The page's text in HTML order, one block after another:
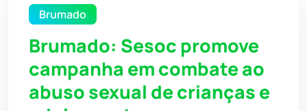
Brumado
Brumado: Sesoc promove
campanha em combate ao
abuso sexual de crianças e